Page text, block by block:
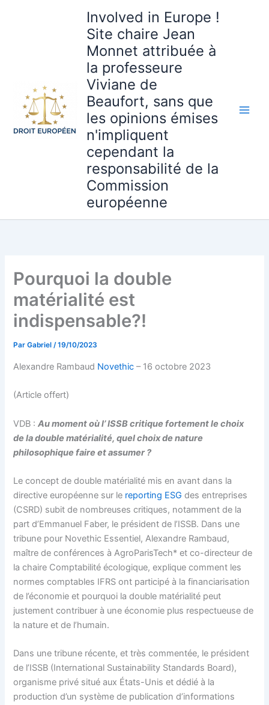
Involved in Europe !
Site chaire Jean
Monnet attribuée à
la professeure
Viviane de
Beaufort, sans que
les opinions émises
n'impliquent
cependant la
responsabilité de la
Commission
européenne
Pourquoi la double
matérialité est
indispensable?!
ParGabriel/19/10/2023
Alexandre Rambaud Novethic – 16 octobre 2023
(Article offert)
VDB :Au moment où l’ ISSB critique fortement le choix
de la double matérialité, quel choix de nature
philosophique faire et assumer ?
Le concept de double matérialité mis en avant dans la
directive européenne sur le reporting ESG des entreprises
(CSRD) subit de nombreuses critiques, notamment de la
part d’Emmanuel Faber, le président de l’ISSB. Dans une
tribune pour Novethic Essentiel, Alexandre Rambaud,
maître de conférences à AgroParisTech* et co-directeur de
la chaire Comptabilité écologique, explique comment les
normes comptables IFRS ont participé à la financiarisation
de l’économie et pourquoi la double matérialité peut
justement contribuer à une économie plus respectueuse de
la nature et de l’humain.
Dans une tribune récente, et très commentée, le président
de l’ISSB (International Sustainability Standards Board),
organisme privé situé aux États-Unis et dédié à la
production d’un système de publication d’informations